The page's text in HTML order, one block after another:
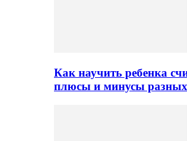
Как научить ребенка
плюсы и минусы